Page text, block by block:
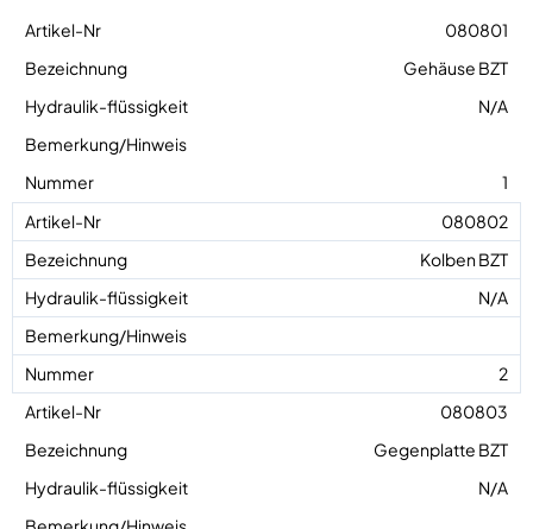
080801
Gehäuse BZT
N/A
1
080802
Kolben BZT
N/A
2
080803
Gegenplatte BZT
N/A